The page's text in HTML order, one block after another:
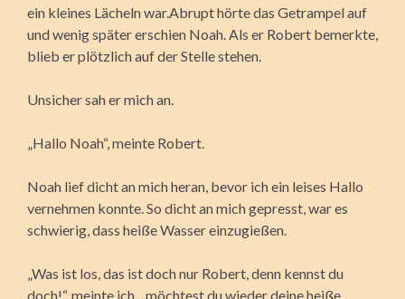
ein kleines Lächeln war.Abrupt hörte das Getrampel auf
und wenig später erschien Noah. Als er Robert bemerkte,
blieb er plötzlich auf der Stelle stehen.
Unsicher sah er mich an.
„Hallo Noah“, meinte Robert.
Noah lief dicht an mich heran, bevor ich ein leises Hallo
vernehmen konnte. So dicht an mich gepresst, war es
schwierig, dass heiße Wasser einzugießen.
„Was ist los, das ist doch nur Robert, denn kennst du
doch!“, meinte ich, „möchtest du wieder deine heiße